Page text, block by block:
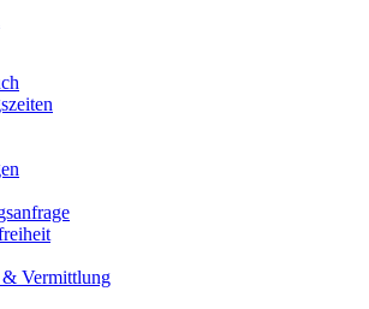
Vermittlung